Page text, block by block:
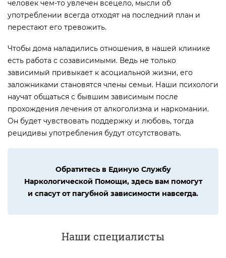
человек чем-то увлечен всецело, мысли об
употреблении всегда отходят на последний план и
перестают его тревожить.
Чтобы дома наладились отношения, в нашей клинике
есть работа с созависимыми. Ведь не только
зависимый привыкает к асоциальной жизни, его
заложниками становятся члены семьи. Наши психологи
научат общаться с бывшим зависимым после
прохождения лечения от алкоголизма и наркомании.
Он будет чувствовать поддержку и любовь, тогда
рецидивы употребления будут отсутствовать.
Обратитесь в Единую Службу
Наркологической Помощи, здесь вам помогут
и спасут от пагубной зависимости навсегда.
Наши специалисты